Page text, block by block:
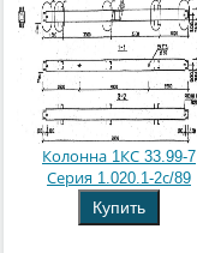
Колонна 1КС 33.99-7
Серия 1.020.1-2с/89
Купить